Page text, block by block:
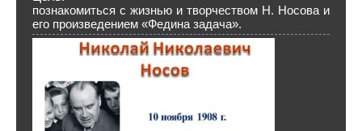
познакомиться с жизнью и творчеством Н. Носова и
его произведением «Федина задача».